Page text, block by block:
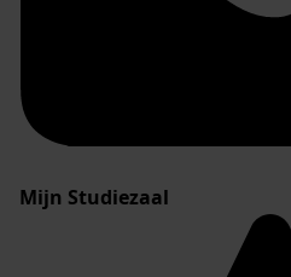
Mijn Studiezaal